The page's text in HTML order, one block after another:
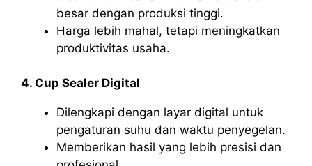
besar dengan produksi tinggi.
Harga lebih mahal, tetapi meningkatkan
produktivitas usaha.
4. Cup Sealer Digital
Dilengkapi dengan layar digital untuk
pengaturan suhu dan waktu penyegelan.
Memberikan hasil yang lebih presisi dan